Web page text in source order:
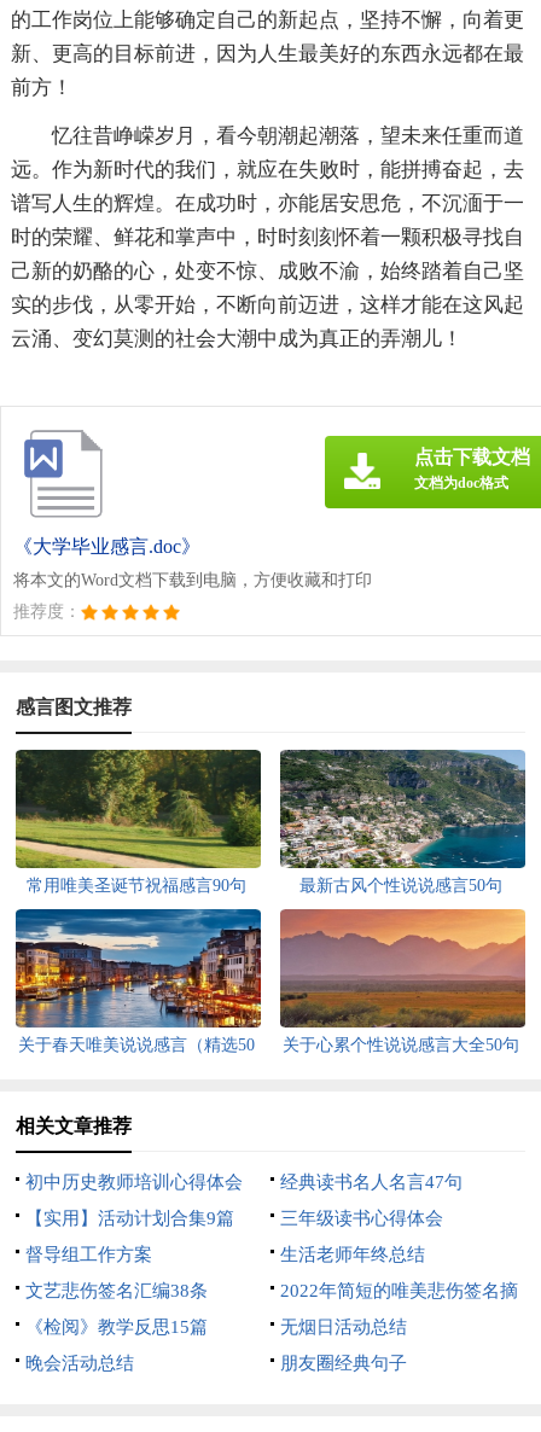
的工作岗位上能够确定自己的新起点，坚持不懈，向着更
新、更高的目标前进，因为人生最美好的东西永远都在最
前方！
忆往昔峥嵘岁月，看今朝潮起潮落，望未来任重而道
远。作为新时代的我们，就应在失败时，能拼搏奋起，去
谱写人生的辉煌。在成功时，亦能居安思危，不沉湎于一
时的荣耀、鲜花和掌声中，时时刻刻怀着一颗积极寻找自
己新的奶酪的心，处变不惊、成败不渝，始终踏着自己坚
实的步伐，从零开始，不断向前迈进，这样才能在这风起
云涌、变幻莫测的社会大潮中成为真正的弄潮儿！
《大学毕业感言.doc》
将本文的Word文档下载到电脑，方便收藏和打印
推荐度：
点击下载文档
文档为doc格式
感言图文推荐
常用唯美圣诞节祝福感言90句 最新古风个性说说感言50句
关于春天唯美说说感言（精选50
关于心累个性说说感言大全50句
相关文章推荐
初中历史教师培训心得体会
经典读书名人名言47句
【实用】活动计划合集9篇
三年级读书心得体会
督导组工作方案
生活老师年终总结
文艺悲伤签名汇编38条
2022年简短的唯美悲伤签名摘
录80句
《检阅》教学反思15篇
无烟日活动总结
晚会活动总结
朋友圈经典句子